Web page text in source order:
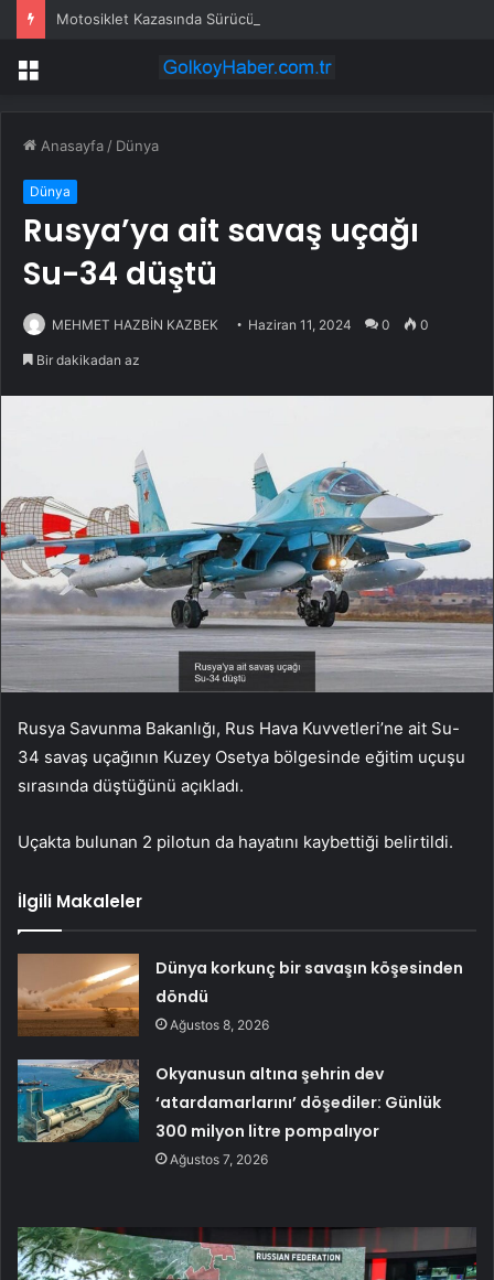
Motosiklet Kazasında Sürücü Hayatını Kaybetti
Menü
Anasayfa / Dünya
Dünya
Rusya’ya ait savaş uçağı
Su-34 düştü
MEHMET HAZBİN KAZBEK Haziran 11, 2024 0 0
Bir dakikadan az
Rusya Savunma Bakanlığı, Rus Hava Kuvvetleri’ne ait Su-
34 savaş uçağının Kuzey Osetya bölgesinde eğitim uçuşu
sırasında düştüğünü açıkladı.
Uçakta bulunan 2 pilotun da hayatını kaybettiği belirtildi.
İlgili Makaleler
Dünya korkunç bir savaşın köşesinden
döndü
Ağustos 8, 2026
Okyanusun altına şehrin dev
‘atardamarlarını’ döşediler: Günlük
300 milyon litre pompalıyor
Ağustos 7, 2026